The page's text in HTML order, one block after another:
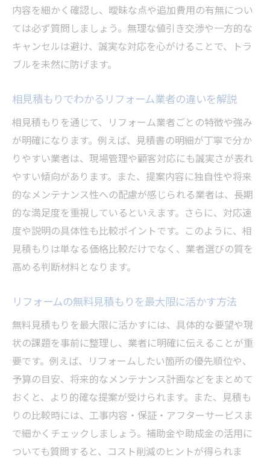
内容を細かく確認し、曖昧な点や追加費用の有無につい
ては必ず質問しましょう。無理な値引き交渉や一方的な
キャンセルは避け、誠実な対応を心がけることで、トラ
ブルを未然に防げます。
相見積もりでわかるリフォーム業者の違いを解説
相見積もりを通じて、リフォーム業者ごとの特徴や強み
が明確になります。例えば、見積書の明細が丁寧で分か
りやすい業者は、現場管理や顧客対応にも誠実さが表れ
やすい傾向があります。また、提案内容に独自性や将来
的なメンテナンス性への配慮が感じられる業者は、長期
的な満足度を重視しているといえます。さらに、対応速
度や説明の具体性も比較ポイントです。このように、相
見積もりは単なる価格比較だけでなく、業者選びの質を
高める判断材料となります。
リフォームの無料見積もりを最大限に活かす方法
無料見積もりを最大限に活かすには、具体的な要望や現
状の課題を事前に整理し、業者に明確に伝えることが重
要です。例えば、リフォームしたい箇所の優先順位や、
予算の目安、将来的なメンテナンス計画などをまとめて
おくと、より的確な提案が受けられます。また、見積も
りの比較時には、工事内容・保証・アフターサービスま
で細かくチェックしましょう。補助金や助成金の活用に
ついても質問すると、コスト削減のヒントが得られま